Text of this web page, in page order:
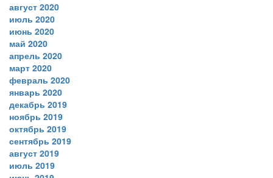
август 2020
июль 2020
июнь 2020
май 2020
апрель 2020
март 2020
февраль 2020
январь 2020
декабрь 2019
ноябрь 2019
октябрь 2019
сентябрь 2019
август 2019
июль 2019